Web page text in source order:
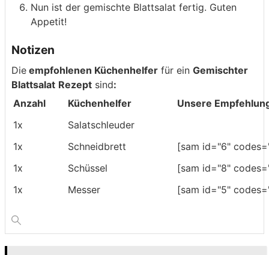
Nun ist der gemischte Blattsalat fertig. Guten
Appetit!
Notizen
Die empfohlenen Küchenhelfer für ein Gemischter
Blattsalat Rezept sind:
Anzahl
Küchenhelfer
Unsere
1x
Salatschleuder
1x
Schneidbrett
[sam id="6"
1x
Schüssel
[sam id="8"
1x
Messer [sam id="5"